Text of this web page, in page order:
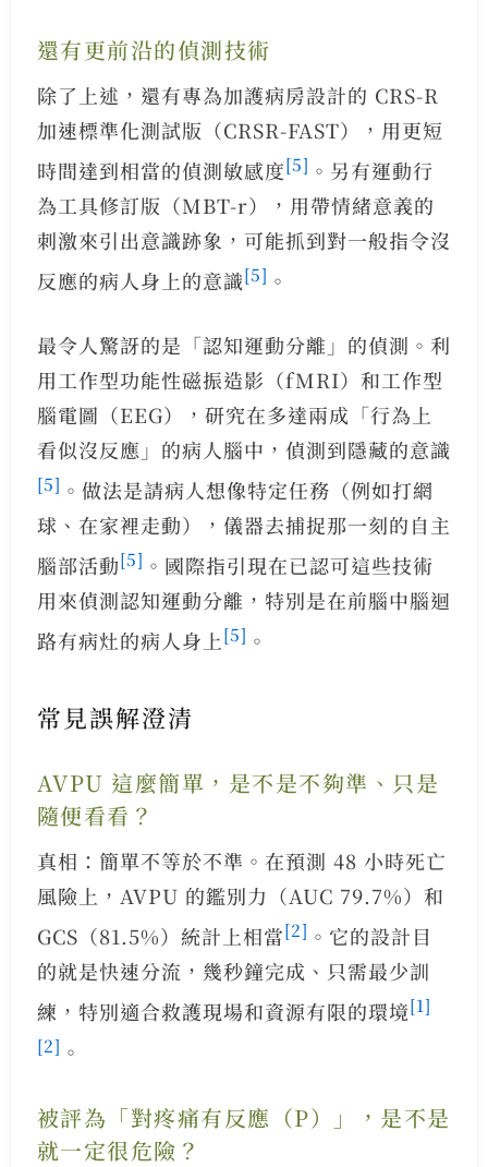
還有更前沿的偵測技術
除了上述，還有專為加護病房設計的 CRS-R
加速標準化測試版（CRSR-FAST），用更短
時間達到相當的偵測敏感度[5] 。另有運動行
為工具修訂版（MBT-r），用帶情緒意義的
刺激來引出意識跡象，可能抓到對一般指令沒
反應的病人身上的意識[5] 。
最令人驚訝的是「認知運動分離」的偵測。利
用工作型功能性磁振造影（fMRI）和工作型
腦電圖（EEG），研究在多達兩成「行為上
看似沒反應」的病人腦中，偵測到隱藏的意識
[5] 。做法是請病人想像特定任務（例如打網
球、在家裡走動），儀器去捕捉那一刻的自主
腦部活動[5] 。國際指引現在已認可這些技術
用來偵測認知運動分離，特別是在前腦中腦迴
路有病灶的病人身上[5] 。
常見誤解澄清
AVPU 這麼簡單，是不是不夠準、只是
隨便看看？
真相：簡單不等於不準。在預測 48 小時死亡
風險上，AVPU 的鑑別力（AUC 79.7%）和
GCS（81.5%）統計上相當[2] 。它的設計目
的就是快速分流，幾秒鐘完成、只需最少訓
練，特別適合救護現場和資源有限的環境[1]
[2] 。
被評為「對疼痛有反應（P）」，是不是
就一定很危險？